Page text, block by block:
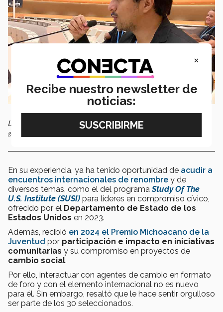
La meta era compartir y generar herramientas para cuando realicen sus
gestiones en sus comunidades. Foto: cortesía Erick Oseguera.
En su experiencia, ya ha tenido oportunidad de acudir a
encuentros internacionales de renombre y de
diversos temas, como el del programaStudy Of The
U.S. Institute (SUSI) para líderes en compromiso cívico,
ofrecido por el Departamento de Estado de los
Estados Unidos en 2023.
Además, recibió en 2024 el Premio Michoacano de la
Juventud por participación e impacto en iniciativas
comunitarias y su compromiso en proyectos de
cambio social.
Por ello, interactuar con agentes de cambio en formato
de foro y con el elemento internacional no es nuevo
para él. Sin embargo, resaltó que le hace sentir orgulloso
ser parte de los 30 seleccionados.
×
Recibe nuestro newsletter de
noticias: